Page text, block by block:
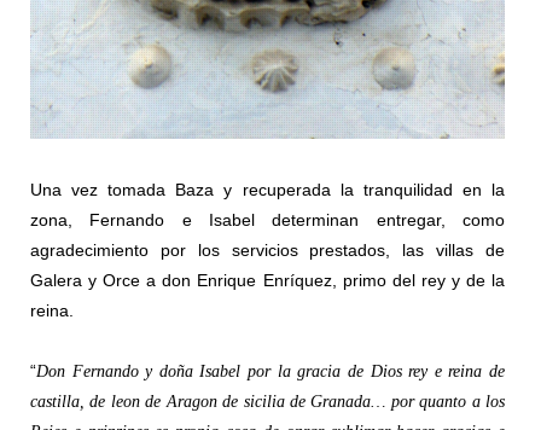
Una vez tomada Baza y recuperada la tranquilidad en la
zona, Fernando e Isabel determinan entregar, como
agradecimiento por los servicios prestados, las villas de
Galera y Orce a don Enrique Enríquez, primo del rey y de la
reina.
“Don Fernando y doña Isabel por la gracia de Dios rey e reina de
castilla, de leon de Aragon de sicilia de Granada… por quanto a los